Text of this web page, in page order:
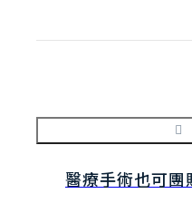
醫療手術也可團